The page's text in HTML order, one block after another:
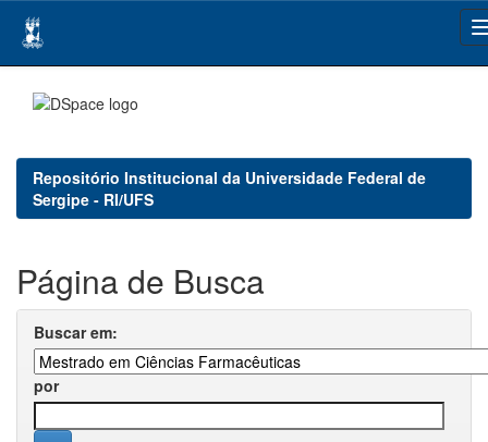
navigation
Repositório Institucional da Universidade Federal de
Sergipe - RI/UFS
Página de Busca
Buscar em:
por